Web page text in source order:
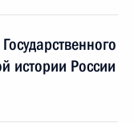
истории России